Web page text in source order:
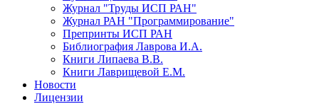
Журнал "Труды ИСП РАН"
Журнал РАН "Программирование"
Препринты ИСП РАН
Библиография Лаврова И.А.
Книги Липаева В.В.
Книги Лаврищевой Е.М.
Новости
Лицензии